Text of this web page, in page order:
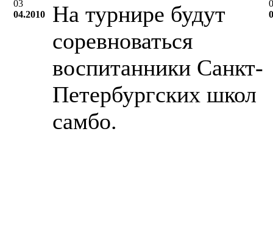
03
04.2010
На турнире будут
соревноваться
воспитанники Санкт-
Петербургских школ
самбо.